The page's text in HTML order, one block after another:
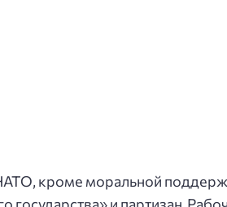
кроме моральной